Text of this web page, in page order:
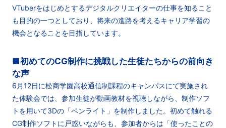
VTuberをはじめとするデジタルクリエイターの仕事を知ること
も目的の一つとしており、将来の進路を考えるキャリア学習の
機会となることを目指しています。
■初めてのCG制作に挑戦した生徒たちからの前向き
な声
6月12日に松商学園高校通信制課程のキャンパスにて実施され
た体験会では、参加生徒が動画教材を視聴しながら、制作ソフ
トを用いて3Dの「ペンライト」を制作しました。初めて触れる
CG制作ソフトに戸惑いながらも、参加者からは「使ったことの